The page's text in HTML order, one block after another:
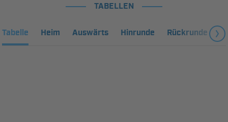
TABELLEN
Tabelle Heim Auswärts Hinrunde Rückrunde